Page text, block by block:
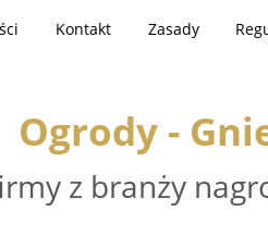
Kontakt Zasady
Ogrody -
z branży